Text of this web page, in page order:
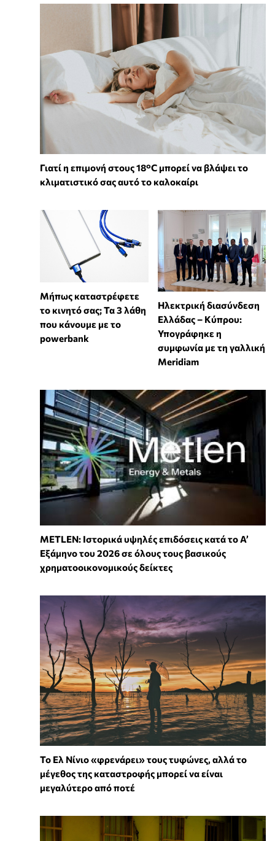
Γιατί η επιμονή στους 18°C μπορεί να βλάψει το
κλιματιστικό σας αυτό το καλοκαίρι
Μήπως καταστρέφετε
το κινητό σας; Τα 3 λάθη
που κάνουμε με το
powerbank
Ηλεκτρική διασύνδεση
Ελλάδας – Κύπρου:
Υπογράφηκε η
συμφωνία με τη γαλλική
Meridiam
METLEN: Ιστορικά υψηλές επιδόσεις κατά το Α’
Εξάμηνο του 2026 σε όλους τους βασικούς
χρηματοοικονομικούς δείκτες
Το Ελ Νίνιο «φρενάρει» τους τυφώνες, αλλά το
μέγεθος της καταστροφής μπορεί να είναι
μεγαλύτερο από ποτέ